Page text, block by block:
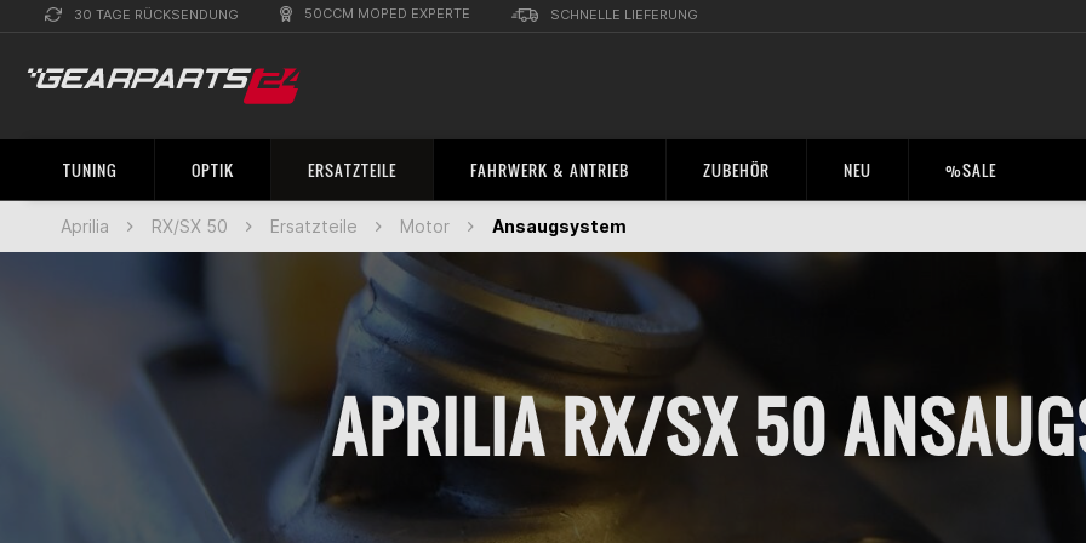
30 TAGE RÜCKSENDUNG 50CCM MOPED EXPERTE SCHNELLE LIEFERUNG
TUNING OPTIK ERSATZTEILE FAHRWERK & ANTRIEB ZUBEHÖR NEU %SALE
Aprilia RX/SX 50 Ersatzteile Motor Ansaugsystem
APRILIA RX/SX 50